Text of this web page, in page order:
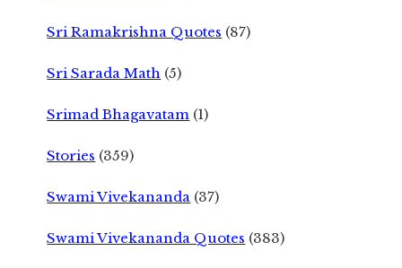
Sri Ramakrishna Quotes (87)
Sri Sarada Math (5)
Srimad Bhagavatam (1)
Stories (359)
Swami Vivekananda (37)
Swami Vivekananda Quotes (383)